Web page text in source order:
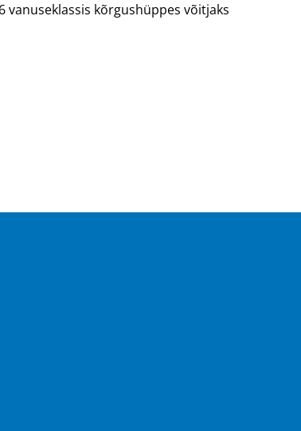
vanuseklassis kõrgushüppes võitjaks